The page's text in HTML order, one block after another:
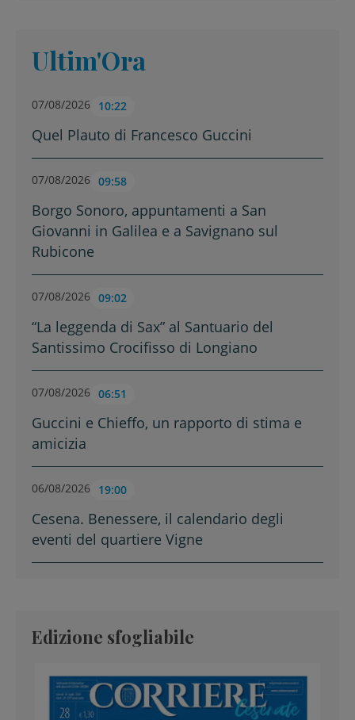
Ultim'Ora
07/08/2026 10:22
Quel Plauto di Francesco Guccini
07/08/2026 09:58
Borgo Sonoro, appuntamenti a San
Giovanni in Galilea e a Savignano sul
Rubicone
07/08/2026 09:02
“La leggenda di Sax” al Santuario del
Santissimo Crocifisso di Longiano
07/08/2026 06:51
Guccini e Chieffo, un rapporto di stima e
amicizia
06/08/2026 19:00
Cesena. Benessere, il calendario degli
eventi del quartiere Vigne
Edizione sfogliabile